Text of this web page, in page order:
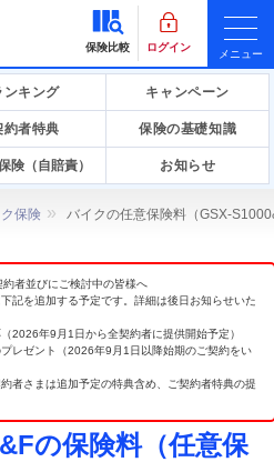
保険比較 ログイン
メニュー
ンキング キャンペーン
約者特典 保険の基礎知識
険（自賠責） お知らせ
保険 バイクの任意保険料（GSX-
者並びにご検討中の皆様へ
記を追加する予定です。詳細は後日お知らせいた
2026年9月1日から全契約者に提供開始予定）
レゼント（2026年9月1日以降始期のご契約をい
者さまは追加予定の特典含め、ご契約者特典の提
の保険料（任意保